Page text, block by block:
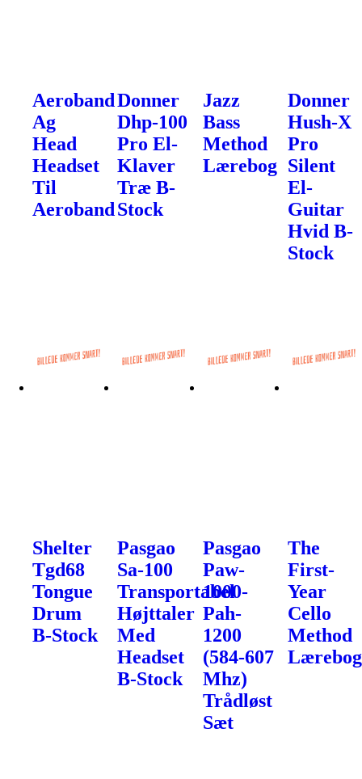
Aeroband
Ag
Head
Headset
Til
Aeroband
Donner
Dhp-100
Pro El-
Klaver
Træ B-
Stock
Jazz
Bass
Method
Lærebog
Donner
Hush-X
Pro
Silent
El-
Guitar
Hvid B-
Stock
Shelter
Tgd68
Tongue
Drum
B-Stock
Pasgao
Sa-100
Transportabel
Højttaler
Med
Headset
B-Stock
Pasgao
Paw-
1000-
Pah-
1200
(584-607
Mhz)
Trådløst
Sæt
The
First-
Year
Cello
Method
Lærebog